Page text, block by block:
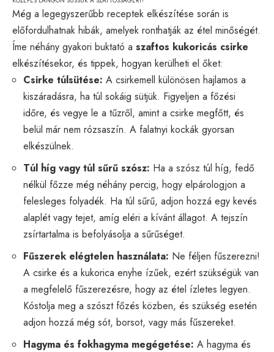
Még a legegyszerűbb receptek elkészítése során is
előfordulhatnak hibák, amelyek ronthatják az étel minőségét.
Íme néhány gyakori buktató a szaftos kukoricás csirke
elkészítésekor, és tippek, hogyan kerülheti el őket:
Csirke túlsütése: A csirkemell különösen hajlamos a
kiszáradásra, ha túl sokáig sütjük. Figyeljen a főzési
időre, és vegye le a tűzről, amint a csirke megfőtt, és
belül már nem rózsaszín. A falatnyi kockák gyorsan
elkészülnek.
Túl híg vagy túl sűrű szósz: Ha a szósz túl híg, fedő
nélkül főzze még néhány percig, hogy elpárologjon a
felesleges folyadék. Ha túl sűrű, adjon hozzá egy kevés
alaplét vagy tejet, amíg eléri a kívánt állagot. A tejszín
zsírtartalma is befolyásolja a sűrűséget.
Fűszerek elégtelen használata: Ne féljen fűszerezni!
A csirke és a kukorica enyhe ízűek, ezért szükségük van
a megfelelő fűszerezésre, hogy az étel ízletes legyen.
Kóstolja meg a szószt főzés közben, és szükség esetén
adjon hozzá még sót, borsot, vagy más fűszereket.
Hagyma és fokhagyma megégetése: A hagyma és